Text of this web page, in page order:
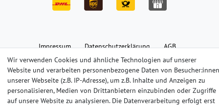
Impressum Daten­schutz­erklärung AGB
Barrierefreiheitserklärung Widerrufs­recht Kontakt
Wir verwenden Cookies und ähnliche Technologien auf unserer
Website und verarbeiten personenbezogene Daten von Besucher:innen
unserer Webseite (z.B. IP-Adresse), um z.B. Inhalte und Anzeigen zu
personalisieren, Medien von Drittanbietern einzubinden oder Zugriffe
auf unsere Website zu analysieren. Die Datenverarbeitung erfolgt erst
© Copyright 2024-2025 | Alle Rechte vorbehalten.